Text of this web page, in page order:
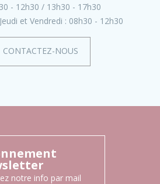
- 12h30
13h30 - 17h30
et Vendredi : 08h30 - 12h30
CONTACTEZ-NOUS
notre info par mail